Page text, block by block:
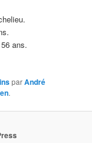
ans.
parAndré
.